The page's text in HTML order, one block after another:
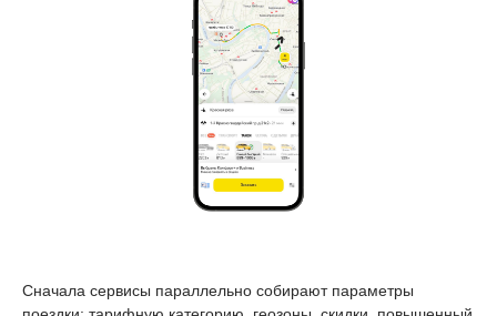
Сначала сервисы параллельно собирают параметры